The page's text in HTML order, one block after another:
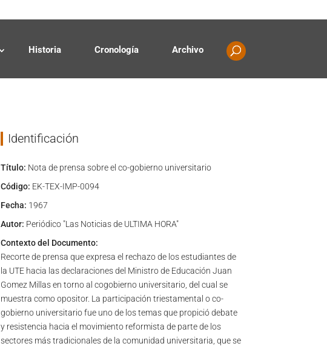
Historia Cronología Archivo
Identificación
Título: Nota de prensa sobre el co-gobierno universitario
Código: EK-TEX-IMP-0094
Fecha: 1967
Autor: Periódico "Las Noticias de ULTIMA HORA"
Contexto del Documento:
Recorte de prensa que expresa el rechazo de los estudiantes de
la UTE hacia las declaraciones del Ministro de Educación Juan
Gomez Millas en torno al cogobierno universitario, del cual se
muestra como opositor. La participación triestamental o co-
gobierno universitario fue uno de los temas que propició debate
y resistencia hacia el movimiento reformista de parte de los
sectores más tradicionales de la comunidad universitaria, que se